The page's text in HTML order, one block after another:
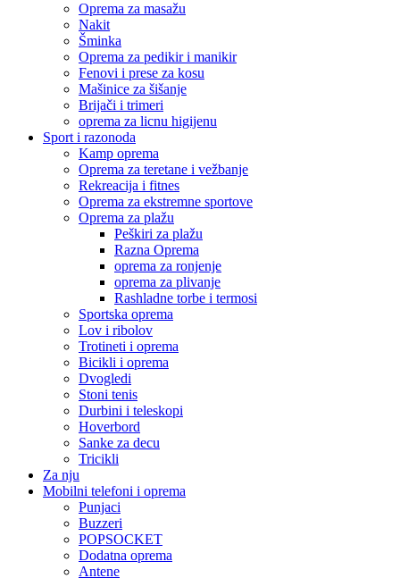
Oprema za masažu
Nakit
Šminka
Oprema za pedikir i manikir
Fenovi i prese za kosu
Mašinice za šišanje
Brijači i trimeri
oprema za licnu higijenu
Sport i razonoda
Kamp oprema
Oprema za teretane i vežbanje
Rekreacija i fitnes
Oprema za ekstremne sportove
Oprema za plažu
Peškiri za plažu
Razna Oprema
oprema za ronjenje
oprema za plivanje
Rashladne torbe i termosi
Sportska oprema
Lov i ribolov
Trotineti i oprema
Bicikli i oprema
Dvogledi
Stoni tenis
Durbini i teleskopi
Hoverbord
Sanke za decu
Tricikli
Za nju
Mobilni telefoni i oprema
Punjaci
Buzzeri
POPSOCKET
Dodatna oprema
Antene